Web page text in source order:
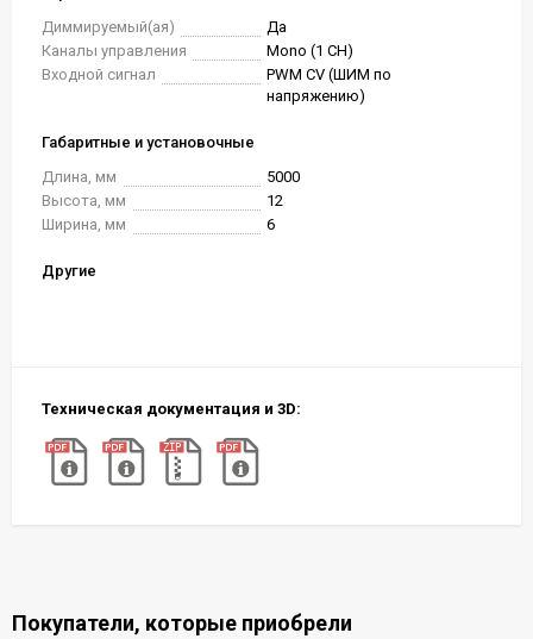
Диммируемый(ая)
Да
Каналы управления
Mono (1 CH)
Входной сигнал
PWM СV (ШИМ по
напряжению)
Габаритные и установочные
Длина, мм
5000
Высота, мм
12
Ширина, мм
6
Другие
Техническая документация и 3D:
Покупатели, которые приобрели